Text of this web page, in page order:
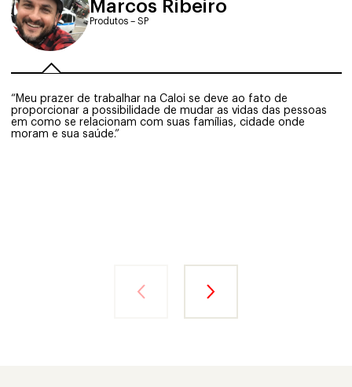
Marcos Ribeiro
Produtos – SP
“Meu prazer de trabalhar na Caloi se deve ao fato de
proporcionar a possibilidade de mudar as vidas das pessoas
em como se relacionam com suas famílias, cidade onde
moram e sua saúde.”